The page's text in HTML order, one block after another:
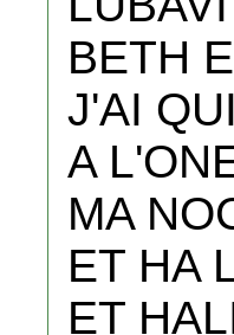
BETH
J'AI
A
MA
ET HA
ET